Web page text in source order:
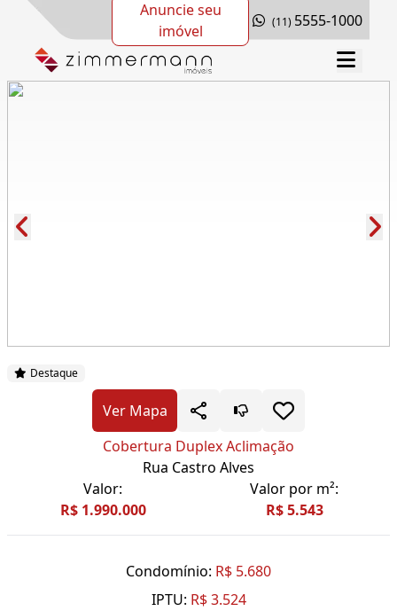
Anuncie seu
imóvel
(11) 5555-1000
Destaque
Ver Mapa
Cobertura Duplex Aclimação
Rua Castro Alves
Valor:
R$ 1.990.000
Valor por m²:
R$ 5.543
Condomínio: R$ 5.680
IPTU: R$ 3.524